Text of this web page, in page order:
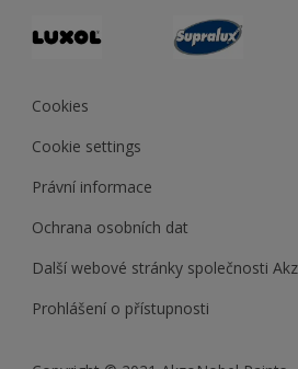
Cookies
Cookie settings
Právní informace
Ochrana osobních dat
Další webové stránky společnosti
Prohlášení o přístupnosti